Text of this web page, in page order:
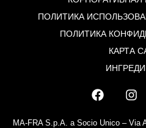
ПОЛИТИКА
ПОЛИТИКА
КАРТА
MA-FRA S.p.A. a Socio Unico – Via